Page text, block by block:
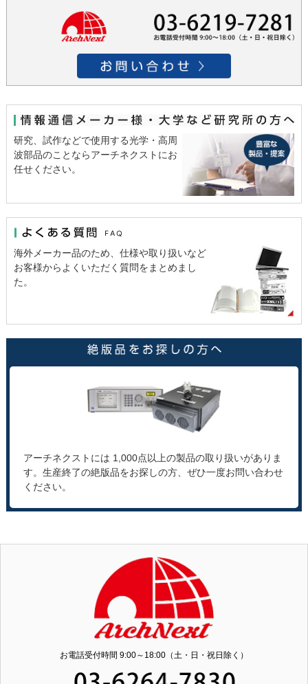
研究、試作などで使用する光学・高周
波部品のことならアーチネクストにお
任せください。
海外メーカー品のため、仕様や取り扱いなど
お客様からよくいただく質問をまとめまし
た。
アーチネクストには 1,000点以上の製品の取り扱いがありま
す。生産終了の絶版品をお探しの方、ぜひ一度お問い合わせ
ください。
お電話受付時間 9:00～18:00（土・日・祝日除く）